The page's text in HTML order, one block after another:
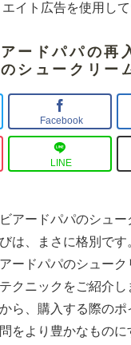
イト広告を使用し
ードパパの再
シュークリー
Facebook
LINE
アードパパのシュー
は、まさに格別です
ードパパのシューク
クニックをご紹介
ら、購入する際のポ
をより豊かなものに